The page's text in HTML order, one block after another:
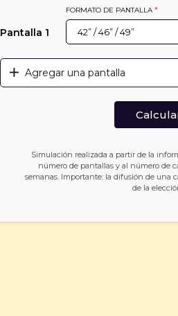
Pantalla 1
FORMATO DE PANTALLA*
Agregar una pantalla
Simulación realizada a partir de la
número de pantallas y al número de
semanas. Importante: la difusión de una
de la